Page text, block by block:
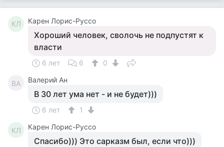
КЛ Карен Лорис-Руссо
Хороший человек, сволочь не подпустят к
власти
6 лет 6 0
ВА Валерий Ан
В 30 лет ума нет - и не будет)))
6 лет 1
КЛ Карен Лорис-Руссо
Спасибо))) Это сарказм был, если что)))